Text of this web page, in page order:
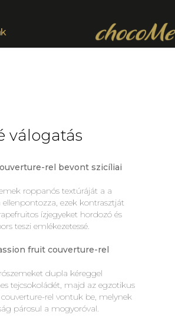
válogatás
rel bevont szicíliai
roppanós textúráját a a
ezek kontrasztját
ízjegyeket hordozó és
teszi emlékezetessé.
fruit couverture-rel
dupla kéreggel
tejcsokoládét, majd az egzotikus
rel vontuk be, melynek
párosul a mogyoróval.